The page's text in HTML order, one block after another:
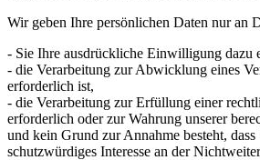
Wir geben Ihre persönlichen Daten nur an
- Sie Ihre ausdrückliche Einwilligung dazu
- die Verarbeitung zur Abwicklung eines
erforderlich ist,
- die Verarbeitung zur Erfüllung einer
erforderlich oder zur Wahrung unserer
und kein Grund zur Annahme besteht,
schutzwürdiges Interesse an der